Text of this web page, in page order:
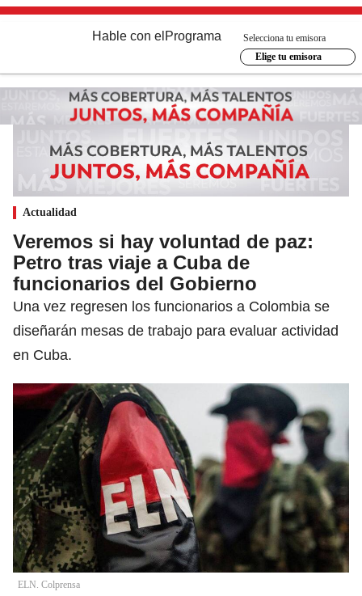
Hable con el Programa
Selecciona tu emisora
Elige tu emisora
Actualidad
Veremos si hay voluntad de paz:
Petro tras viaje a Cuba de
funcionarios del Gobierno
Una vez regresen los funcionarios a Colombia se
diseñarán mesas de trabajo para evaluar actividad
en Cuba.
ELN. Colprensa